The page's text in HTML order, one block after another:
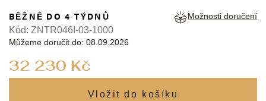
32 230 Kč
BĚŽNĚ DO 4 TÝDNŮ
Můžeme doručit do: 08.09.2026
Možnosti doručení
Kód: ZNTR046I-03-1000